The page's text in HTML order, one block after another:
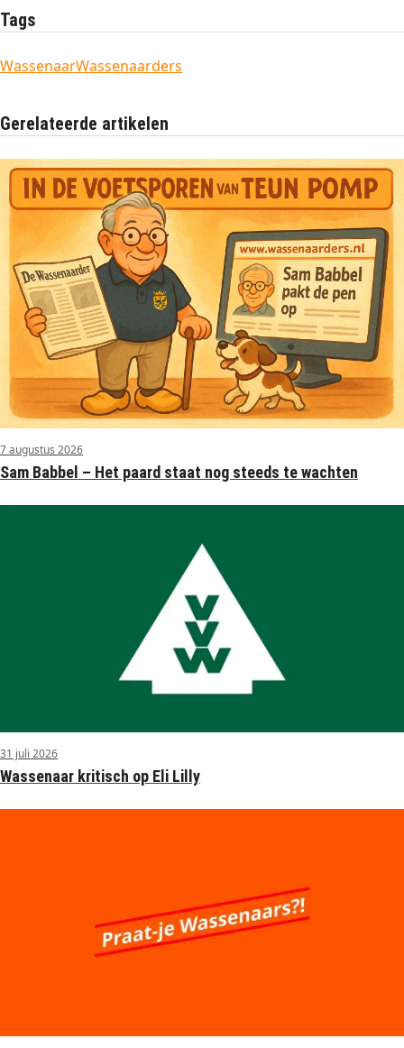
Tags
WassenaarWassenaarders
Gerelateerde artikelen
7 augustus 2026
Sam Babbel – Het paard staat nog steeds te wachten
31 juli 2026
Wassenaar kritisch op Eli Lilly